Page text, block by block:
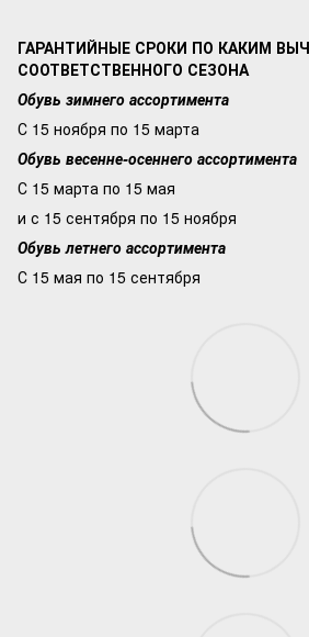
ГАРАНТИЙНЫЕ СРОКИ ПО КАКИМ
СООТВЕТСТВЕННОГО СЕЗОНА
Обувь зимнего ассортимента
С 15 ноября по 15 марта
Обувь весенне-осеннего ассортимента
С 15 марта по 15 мая
и с 15 сентября по 15 ноября
Обувь летнего ассортимента
С 15 мая по 15 сентября